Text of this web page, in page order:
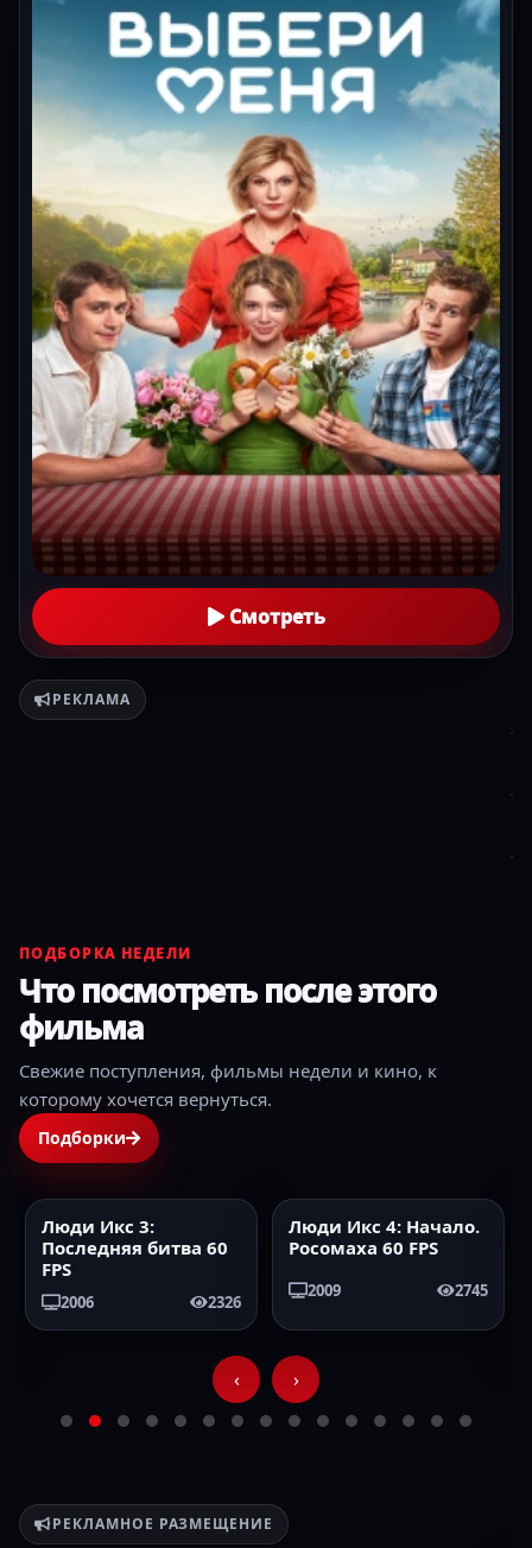
Смотреть
РЕКЛАМА
ПОДБОРКА НЕДЕЛИ
Что посмотреть после этого
фильма
Свежие поступления, фильмы недели и кино, к
которому хочется вернуться.
Подборки
2006 60FPS
Люди Икс 3:
Последняя битва 60
FPS
2006 2326
2009 60FPS
Люди Икс 4: Начало.
Росомаха 60 FPS
2009 2745
‹ ›
РЕКЛАМНОЕ РАЗМЕЩЕНИЕ